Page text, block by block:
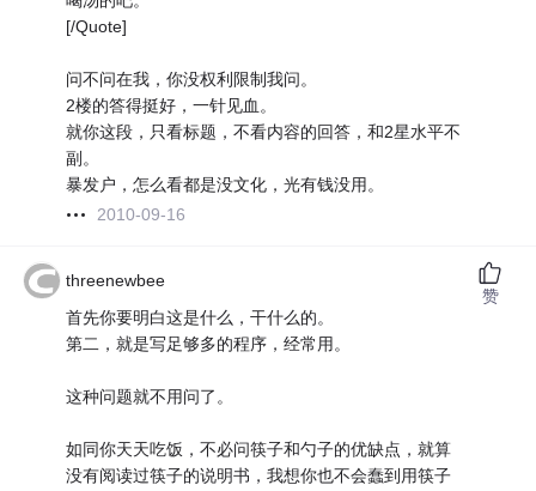
[/Quote]
问不问在我，你没权利限制我问。
2楼的答得挺好，一针见血。
就你这段，只看标题，不看内容的回答，和2星水平不
副。
暴发户，怎么看都是没文化，光有钱没用。
2010-09-16
threenewbee
首先你要明白这是什么，干什么的。
第二，就是写足够多的程序，经常用。
这种问题就不用问了。
如同你天天吃饭，不必问筷子和勺子的优缺点，就算
没有阅读过筷子的说明书，我想你也不会蠢到用筷子
赞